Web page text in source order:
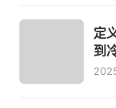
定
到